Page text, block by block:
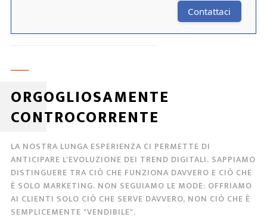
Contattaci
ORGOGLIOSAMENTE
CONTROCORRENTE
LA NOSTRA LUNGA ESPERIENZA CI PERMETTE DI
ANTICIPARE L'EVOLUZIONE DEI TREND DIGITALI. SAPPIAMO
DISTINGUERE TRA CIÒ CHE FUNZIONA DAVVERO E CIÒ CHE
È SOLO MARKETING. NON SEGUIAMO LE MODE: OFFRIAMO
AI CLIENTI SOLO CIÒ CHE SERVE DAVVERO, NON CIÒ CHE È
SEMPLICEMENTE "VENDIBILE".